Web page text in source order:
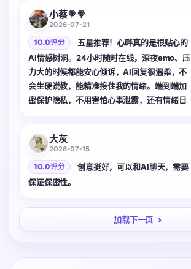
小蔡🍭🍭
2026-07-21
10.0 评分
五星推荐！心畔真的是很贴心的
AI情感树洞。24小时随时在线，深夜emo、压
力大的时候都能安心倾诉，AI回复很温柔，不
会生硬说教，能精准接住我的情绪。端到端加
密保护隐私，不用害怕心事泄露，还有情绪日
大灰
2026-07-15
10.0 评分
创意挺好，可以和AI聊天，需要
保证保密性。
加载下一页